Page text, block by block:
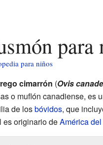
para niños
cimarrón (Ovis
o muflón canadiense, es
de losbóvidos, que
es originario deAmérica